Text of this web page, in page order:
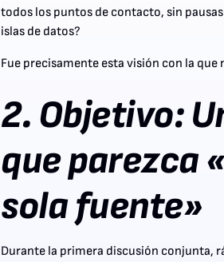
todos los puntos de contacto, sin
islas de datos?
Fue precisamente esta visión con la que
2. Objetivo:
que parezca
sola fuente»
Durante la primera discusión conjunta,